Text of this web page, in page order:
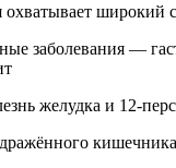
охватывает широкий
заболевания —
желудка и 12-